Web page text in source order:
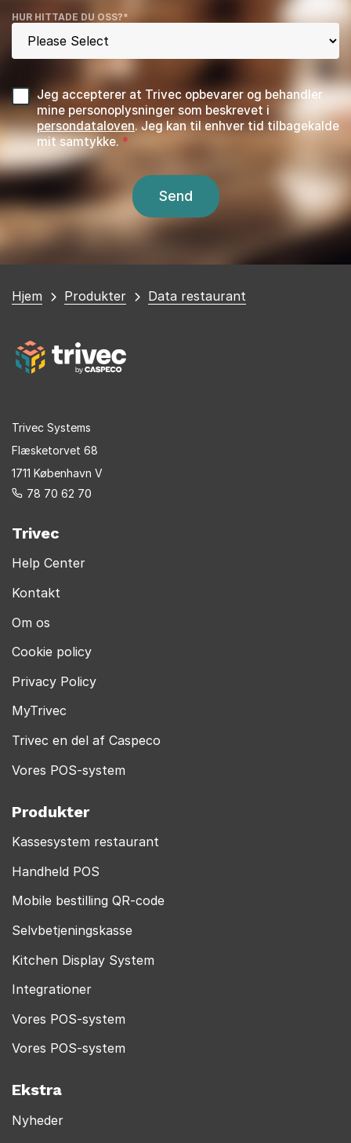
HUR HITTADE DU OSS?*
Jeg accepterer at Trivec opbevarer og behandler
mine personoplysninger som beskrevet i
persondataloven. Jeg kan til enhver tid tilbagekalde
mit samtykke.
Du
Hjem Produkter Data restaurant
Trivec Systems
Flæsketorvet 68
1711 København V
78 70 62 70
Trivec
Help Center
Kontakt
Om os
Cookie policy
Privacy Policy
MyTrivec
Trivec en del af Caspeco
Vores POS-system
Produkter
Kassesystem restaurant
Handheld POS
Mobile bestilling QR-code
Selvbetjeningskasse
Kitchen Display System
Integrationer
Vores POS-system
Vores POS-system
Ekstra
Nyheder